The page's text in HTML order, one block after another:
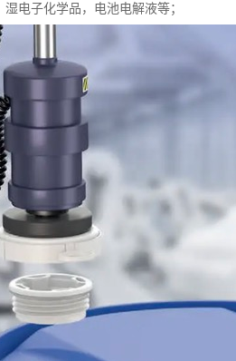
电子化学品，电池电解液等；